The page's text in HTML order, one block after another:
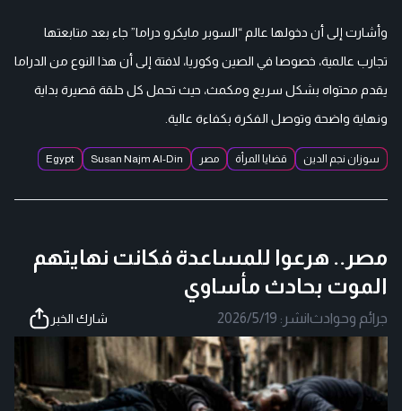
وأشارت إلى أن دخولها عالم “السوبر مايكرو دراما” جاء بعد متابعتها
تجارب عالمية، خصوصا في الصين وكوريا، لافتة إلى أن هذا النوع من الدراما
يقدم محتواه بشكل سريع ومكمث، حيث تحمل كل حلقة قصيرة بداية
ونهاية واضحة وتوصل الفكرة بكفاءة عالية.
سوزان نجم الدين قضايا المرأة مصر Susan Najm Al-Din
Egypt
مصر.. هرعوا للمساعدة فكانت نهايتهم
الموت بحادث مأساوي
جرائم وحوادث|نشر: 2026/5/19 شارك الخبر